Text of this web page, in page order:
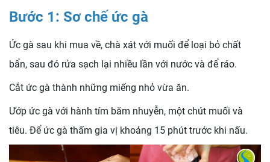
Bước 1: Sơ chế ức gà
Ức gà sau khi mua về, chà xát với muối để loại bỏ chất
bẩn, sau đó rửa sạch lại nhiều lần với nước và để ráo.
Cắt ức gà thành những miếng nhỏ vừa ăn.
Ướp ức gà với hành tím băm nhuyễn, một chút muối và
tiêu. Để ức gà thấm gia vị khoảng 15 phút trước khi nấu.